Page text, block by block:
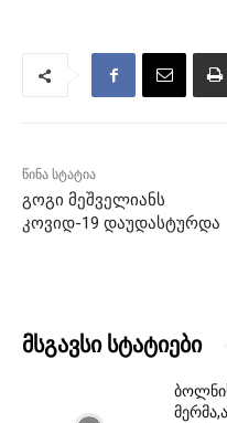
წინა სტატია
გოგი მეშველიანს
კოვიდ-19 დაუდასტურდა
მსგავსი სტატიები